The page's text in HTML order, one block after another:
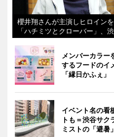
櫻井翔さんが主演しヒロイン
「ハチミツとクローバー」、
メンバーカラー
するフードのイ
「縁日かふぇ」
イベント名の看
トも＝渋谷サ
ミストの「避暑